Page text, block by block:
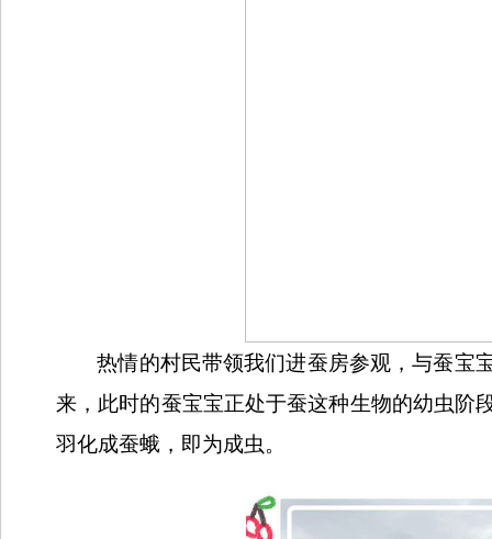
热情的村民带领我们进蚕房参观，与蚕宝
来，此时的蚕宝宝正处于蚕这种生物的幼虫阶
羽化成蚕蛾，即为成虫。